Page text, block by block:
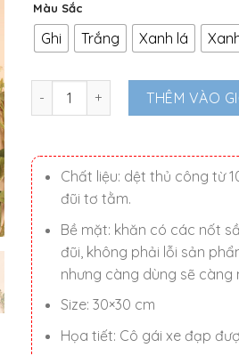
Màu Sắc
Ghi Trắng Xanh lá
Khăn mùi xoa thêu Cô Gái Xe
THÊM VÀO
Chất liệu: dệt thủ công từ
đũi tơ tằm.
Bề mặt: khăn có các nốt
đũi, không phải lỗi sản
nhưng càng dùng sẽ càng
Size: 30×30 cm
Họa tiết: Cô gái xe đạp